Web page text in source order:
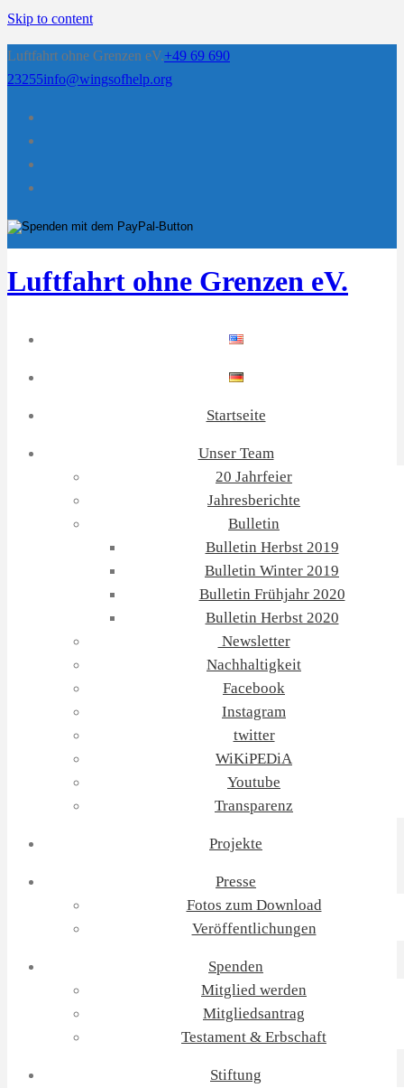
Skip to content
Luftfahrt ohne Grenzen eV.+49 69 690
23255info@wingsofhelp.org
Luftfahrt ohne Grenzen eV.
Startseite
Unser Team
20 Jahrfeier
Jahresberichte
Bulletin
Bulletin Herbst 2019
Bulletin Winter 2019
Bulletin Frühjahr 2020
Bulletin Herbst 2020
Newsletter
Nachhaltigkeit
Facebook
Instagram
twitter
WiKiPEDiA
Youtube
Transparenz
Projekte
Presse
Fotos zum Download
Veröffentlichungen
Spenden
Mitglied werden
Mitgliedsantrag
Testament & Erbschaft
Stiftung